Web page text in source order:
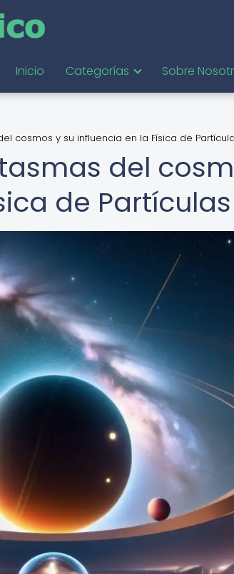
Inicio Categorías Sobre
cosmos y su influencia en la Física de
del
de Partículas